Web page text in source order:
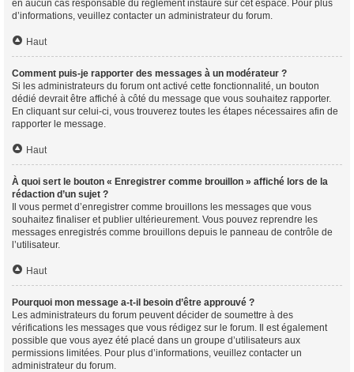
en aucun cas responsable du règlement instauré sur cet espace. Pour plus
d’informations, veuillez contacter un administrateur du forum.
Haut
Comment puis-je rapporter des messages à un modérateur ?
Si les administrateurs du forum ont activé cette fonctionnalité, un bouton
dédié devrait être affiché à côté du message que vous souhaitez rapporter.
En cliquant sur celui-ci, vous trouverez toutes les étapes nécessaires afin de
rapporter le message.
Haut
À quoi sert le bouton « Enregistrer comme brouillon » affiché lors de la
rédaction d’un sujet ?
Il vous permet d’enregistrer comme brouillons les messages que vous
souhaitez finaliser et publier ultérieurement. Vous pouvez reprendre les
messages enregistrés comme brouillons depuis le panneau de contrôle de
l’utilisateur.
Haut
Pourquoi mon message a-t-il besoin d’être approuvé ?
Les administrateurs du forum peuvent décider de soumettre à des
vérifications les messages que vous rédigez sur le forum. Il est également
possible que vous ayez été placé dans un groupe d’utilisateurs aux
permissions limitées. Pour plus d’informations, veuillez contacter un
administrateur du forum.